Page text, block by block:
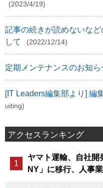
(2023/4/19)
記事の続きが読めないな
して
(2022/12/14)
定期メンテナンスのお知ら
[IT Leaders編集部より] 編
uiting)
アクセスランキング
ヤマト運輸、自社開
NY」に移行、人事